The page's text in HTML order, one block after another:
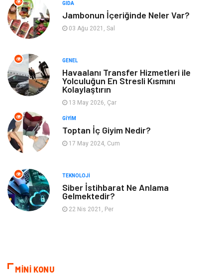
Emlak Spor
Genel Kültür Tatil
İnternet
Gayrimenkul
Astroloji Müzik
Ev İşleri
Sigorta
GIDA
Jambonun İçeriğinde Neler Var?
03 Ağu 2021, Sal
GENEL
Havaalanı Transfer Hizmetleri ile
Yolculuğun En Stresli Kısmını
Kolaylaştırın
13 May 2026, Çar
GIYIM
Toptan İç Giyim Nedir?
17 May 2024, Cum
TEKNOLOJI
Siber İstihbarat Ne Anlama
Gelmektedir?
22 Nis 2021, Per
MİNİ KONU